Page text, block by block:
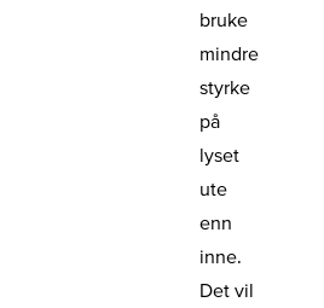
bruke
mindre
styrke
på
lyset
ute
enn
inne.
Det vil